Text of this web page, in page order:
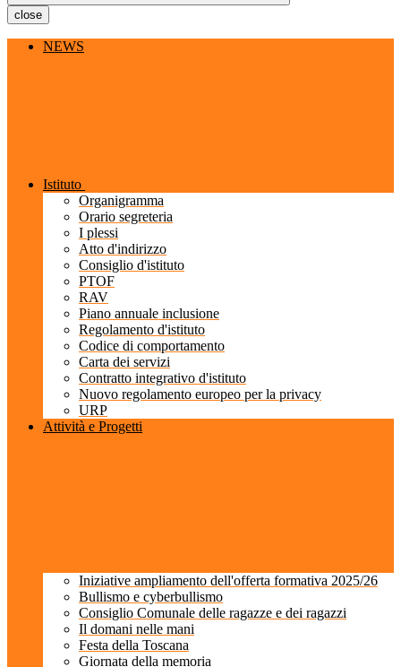
close
NEWS
Istituto
Organigramma
Orario segreteria
I plessi
Atto d'indirizzo
Consiglio d'istituto
PTOF
RAV
Piano annuale inclusione
Regolamento d'istituto
Codice di comportamento
Carta dei servizi
Contratto integrativo d'istituto
Nuovo regolamento europeo per la privacy
URP
Attività e Progetti
Iniziative ampliamento dell'offerta formativa 2025/26
Bullismo e cyberbullismo
Consiglio Comunale delle ragazze e dei ragazzi
Il domani nelle mani
Festa della Toscana
Giornata della memoria